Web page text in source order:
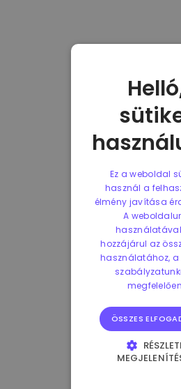
Ez a weboldal
használ a
élmény javítása
A
hozzájárul az
használatához, a
ÖSSZES